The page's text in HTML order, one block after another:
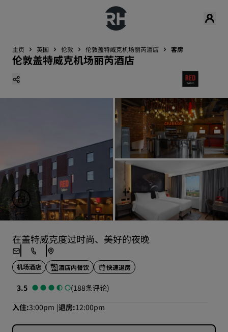
主页 英国 伦敦 伦敦盖特威克机场丽芮酒店 客房
伦敦盖特威克机场丽芮酒店
在盖特威克度过时尚、美好的夜晚
机场酒店 酒店内餐饮 快速退房
3.5
(188条评论)
入住 3:00pm 退房 12:00pm